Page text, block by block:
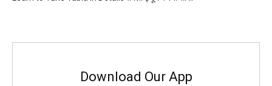
Download Our App